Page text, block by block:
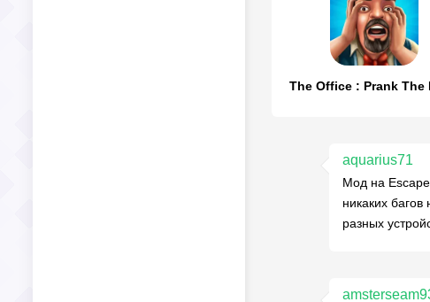
The Office : Prank The
aquarius71
Мод на
никаких
разных